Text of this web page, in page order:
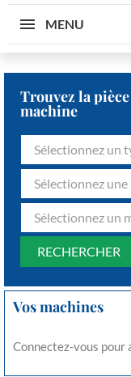
MENU
Trouvez la
machine
Sélectionnez un
Sélectionnez
Sélectionnez un
Vos machines
Connectez-vous pour